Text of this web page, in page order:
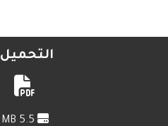
التحميل